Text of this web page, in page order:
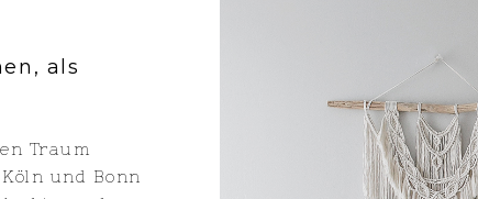
als
Traum
und Bonn